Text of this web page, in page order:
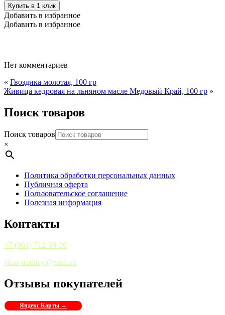
Купить в 1 клик
Добавить в избранное
Добавить в избранное
Нет комментариев
« Гвоздика молотая, 100 гр
Живица кедровая на льняном масле Медовый Край, 100 гр »
Поиск товаров
Поиск товаров
×
Политика обработки персональных данных
Публичная оферта
Пользовательское соглашение
Полезная информация
Контакты
+7 (981) 712-56-26
vkus-traditsyi@mail.ru
Отзывы покупателей
Яндекс Карты →